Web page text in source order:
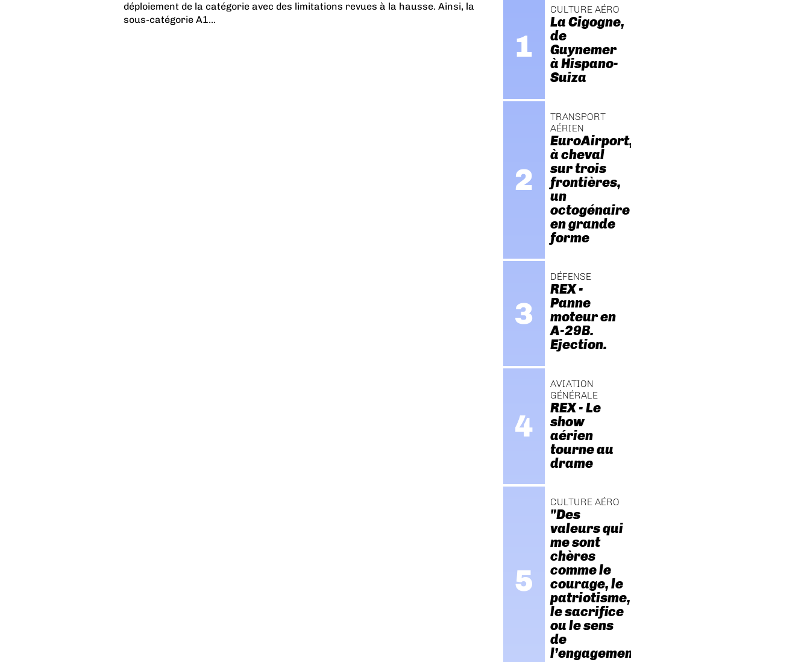
déploiement de la catégorie avec des limitations revues à la hausse. Ainsi, la
sous-catégorie A1...
CULTURE AÉRO
La Cigogne,
de
Guynemer
à Hispano-
Suiza
TRANSPORT
AÉRIEN
EuroAirport,
à cheval
sur trois
frontières,
un
octogénaire
en grande
forme
DÉFENSE
REX -
Panne
moteur en
A-29B.
Ejection.
AVIATION
GÉNÉRALE
REX - Le
show
aérien
tourne au
drame
CULTURE AÉRO
"Des
valeurs qui
me sont
chères
comme le
courage, le
patriotisme,
le sacrifice
ou le sens
de
l’engagement."